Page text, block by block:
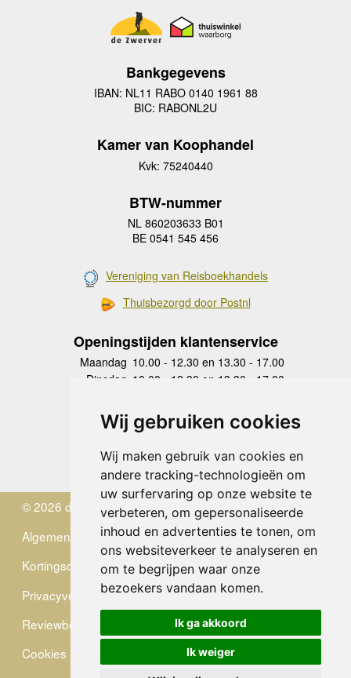
Wij gebruiken cookies
Wij maken gebruik van cookies en
andere tracking-technologieën om
uw surfervaring op onze website te
verbeteren, om gepersonaliseerde
inhoud en advertenties te tonen, om
ons websiteverkeer te analyseren en
om te begrijpen waar onze
bezoekers vandaan komen.
Ik ga akkoord
Ik weiger
Bankgegevens
IBAN: NL11 RABO 0140 1961 88
BIC: RABONL2U
Kamer van Koophandel
Kvk: 75240440
BTW-nummer
NL 860203633 B01
BE 0541 545 456
Vereniging van Reisboekhandels
Thuisbezorgd door Postnl
Openingstijden klantenservice
Maandag 10.00 - 12.30 en 13.30 - 17.00
Dinsdag 10.00 - 12.30 en 13.30 - 17.00
Donderdag
10.00 - 12.30 en 13.30 - 17.00
Vrijdag 10.00 - 12.30 en 13.30 - 17.00
Zaterdag
gesloten
Zondag
gesloten
© 2026 de Zwerver
Algemene Voorwaarden
Kortingscode
Privacyverklaring
Reviewbeleid
Cookies